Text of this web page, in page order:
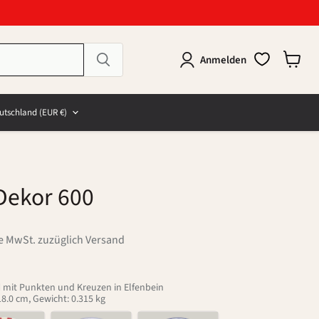
Anmelden
(EUR €)
600
MwSt. zuzüglich Versand
mit Punkten und Kreuzen in Elfenbein
cm, Gewicht: 0.315 kg